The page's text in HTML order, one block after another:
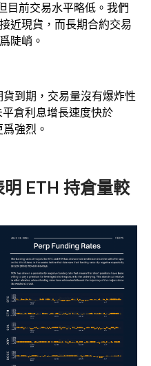
目前交易水平略低。我們
近現貨，而長期合約交易
陡峭。
到期，交易量沒有爆炸性
倉利息增長速度快於
強烈。
ETH 持倉量較